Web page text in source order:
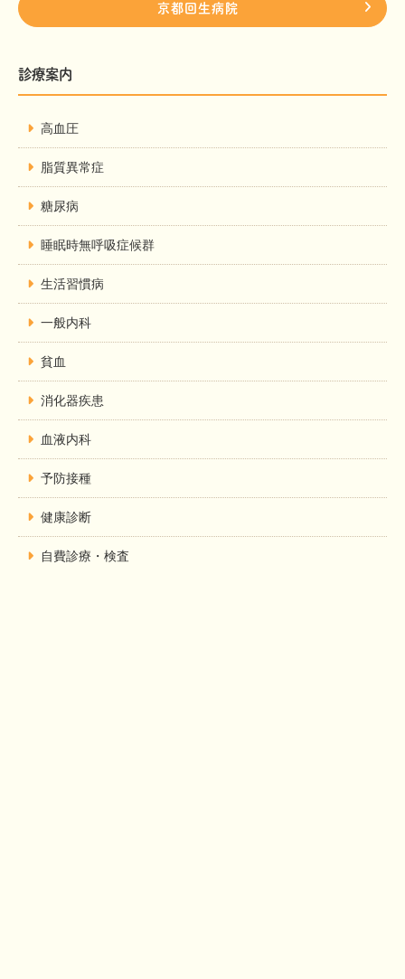
京都回生病院
診療案内
高血圧
脂質異常症
糖尿病
睡眠時無呼吸症候群
生活習慣病
一般内科
貧血
消化器疾患
血液内科
予防接種
健康診断
自費診療・検査